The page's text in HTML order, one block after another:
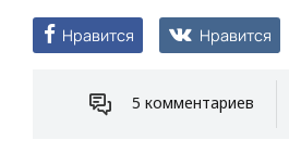
Нравится Нравится
5 комментариев